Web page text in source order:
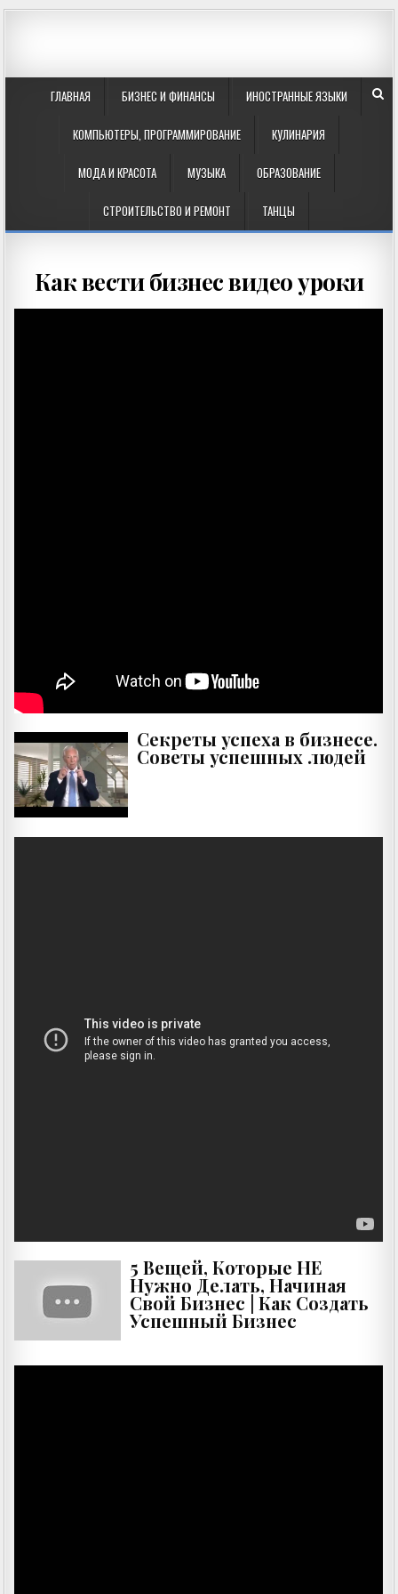
ГЛАВНАЯ БИЗНЕС И ФИНАНСЫ ИНОСТРАННЫЕ ЯЗЫКИ
КОМПЬЮТЕРЫ, ПРОГРАММИРОВАНИЕ КУЛИНАРИЯ
МОДА И КРАСОТА МУЗЫКА ОБРАЗОВАНИЕ
СТРОИТЕЛЬСТВО И РЕМОНТ ТАНЦЫ
Как вести бизнес видео уроки
Секреты успеха в бизнесе.
Советы успешных людей
5 Вещей, Которые НЕ
Нужно Делать, Начиная
Свой Бизнес | Как Создать
Успешный Бизнес